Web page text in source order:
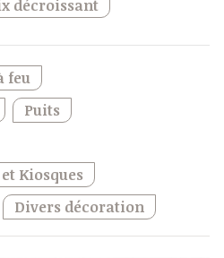
décroissant
feu
Puits
Kiosques
Divers décoration